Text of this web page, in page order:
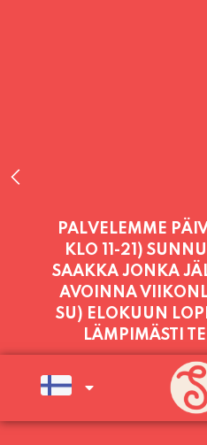
LAUANTAI
PALVELEMME
KLO 11-21)
SAAKKA JONKA
AVOINNA
SU) ELOKUUN
LÄMPIMÄSTI